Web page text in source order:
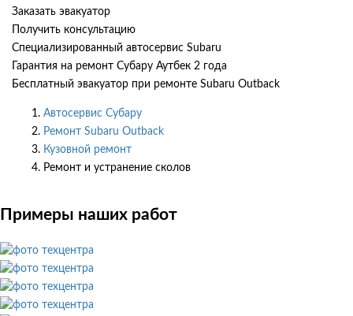
Заказать эвакуатор
Получить консультацию
Специализированный автосервис Subaru
Гарантия на ремонт Субару Аутбек 2 года
Бесплатный эвакуатор при ремонте Subaru Outback
Автосервис Субару
Ремонт Subaru Outback
Кузовной ремонт
Ремонт и устранение сколов
Примеры наших работ